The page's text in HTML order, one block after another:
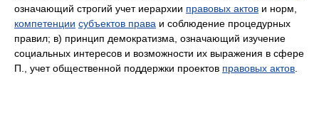
означающий строгий учет иерархии правовых актов и норм,
компетенции субъектов права и соблюдение процедурных
правил; в) принцип демократизма, означающий изучение
социальных интересов и возможности их выражения в сфере
П., учет общественной поддержки проектов правовых актов